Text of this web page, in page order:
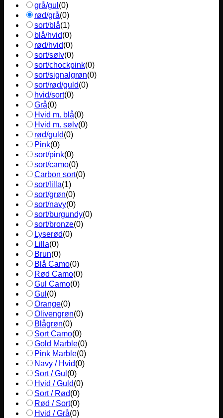
grå/gul (0)
rød/grå(0)
sort/blå(1)
blå/hvid(0)
rød/hvid(0)
sort/sølv(0)
sort/chockpink(0)
sort/signalgrøn(0)
sort/rød/guld(0)
hvid/sort(0)
Grå(0)
Hvid m. blå(0)
Hvid m. sølv(0)
rød/guld(0)
Pink(0)
sort/pink(0)
sort/camo(0)
Carbon sort(0)
sort/lilla(1)
sort/grøn(0)
sort/navy(0)
sort/burgundy(0)
sort/bronze(0)
Lyserød(0)
Lilla(0)
Brun(0)
Blå Camo(0)
Rød Camo(0)
Gul Camo(0)
Gul (0)
Orange(0)
Olivengrøn(0)
Blågrøn(0)
Sort Camo(0)
Gold Marble(0)
Pink Marble(0)
Navy / Hvid(0)
Sort / Gul (0)
Hvid / Guld(0)
Sort / Rød(0)
Rød / Sort(0)
Hvid / Grå(0)